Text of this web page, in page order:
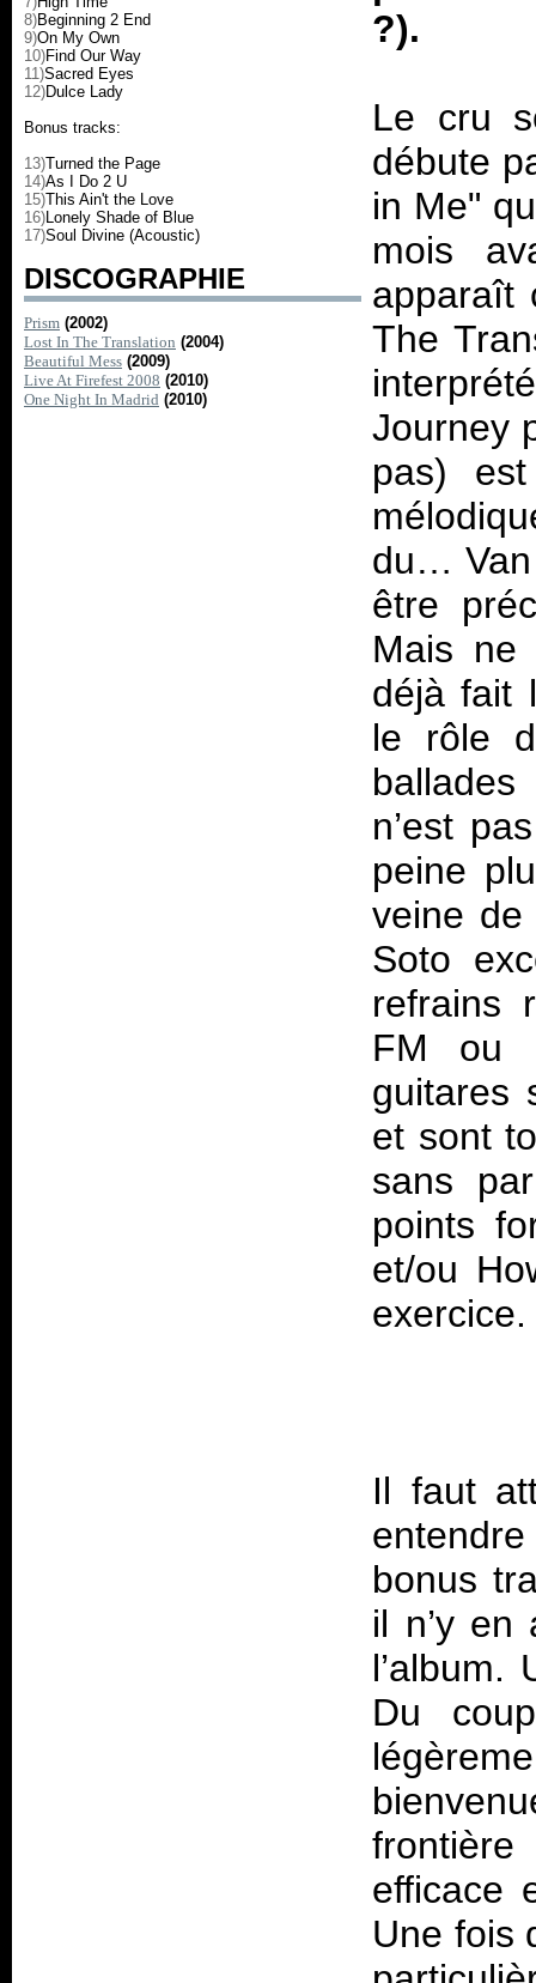
8)Beginning 2 End
9)On My Own
10)Find Our Way
11)Sacred Eyes
12)Dulce Lady
Bonus tracks:
13)Turned the Page
14)As I Do 2 U
15)This Ain't the Love
16)Lonely Shade of Blue
17)Soul Divine (Acoustic)
DISCOGRAPHIE
Prism (2002)
Lost In The Translation (2004)
Beautiful Mess (2009)
Live At Firefest 2008 (2010)
One Night In Madrid (2010)
?).
Le cru
débute
in Me"
mois
apparaît
The
Journey
pas)
du… Van
être
Mais ne
déjà fait
le rôle
n’est
peine
veine de
Soto
refrains
FM ou
guitares
et sont
sans
points
et/ou
Il faut
bonus
il n’y
l’album.
Du
efficace
Une fois